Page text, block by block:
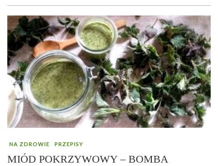
NA ZDROWIE PRZEPISY
MIÓD POKRZYWOWY – BOMBA